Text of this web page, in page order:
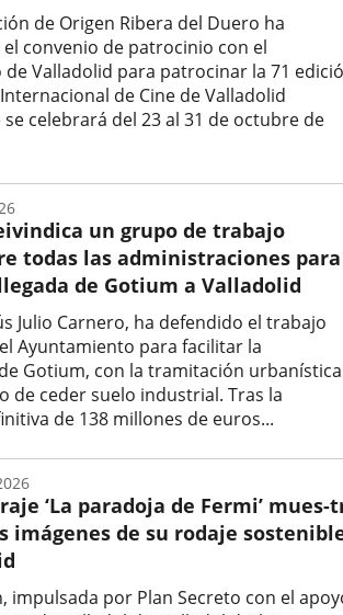
de Origen Ribera del Duero ha
convenio de patrocinio con el
Valladolid para patrocinar la 71
de Cine de Valladolid
se celebrará del 23 al 31 de octubre de
un grupo de trabajo
todas las administraciones para
de Gotium a Valladolid
Julio Carnero, ha defendido el trabajo
Ayuntamiento para facilitar la
Gotium, con la tramitación
de ceder suelo industrial. Tras la
de 138 millones de euros...
‘La paradoja de Fermi’ mues-
imágenes de su rodaje
impulsada por Plan Secreto con el